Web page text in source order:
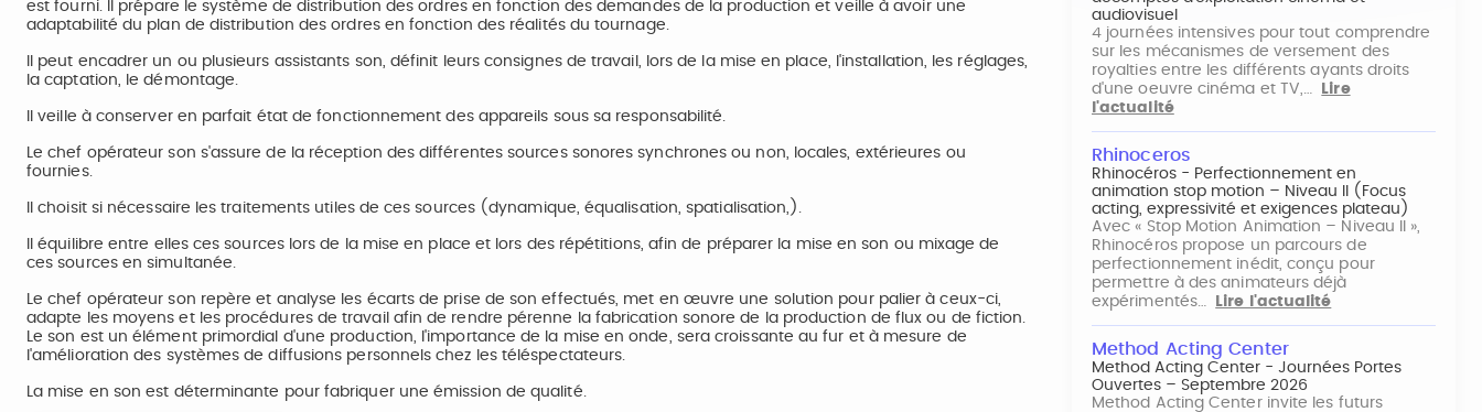
est fourni. Il prépare le système de distribution des ordres en fonction des demandes de la production et veille à avoir une
adaptabilité du plan de distribution des ordres en fonction des réalités du tournage.
Il peut encadrer un ou plusieurs assistants son, définit leurs consignes de travail, lors de la mise en place, l'installation, les réglages,
la captation, le démontage.
Il veille à conserver en parfait état de fonctionnement des appareils sous sa responsabilité.
Le chef opérateur son s'assure de la réception des différentes sources sonores synchrones ou non, locales, extérieures ou
fournies.
Il choisit si nécessaire les traitements utiles de ces sources (dynamique, équalisation, spatialisation,).
Il équilibre entre elles ces sources lors de la mise en place et lors des répétitions, afin de préparer la mise en son ou mixage de
ces sources en simultanée.
Le chef opérateur son repère et analyse les écarts de prise de son effectués, met en œuvre une solution pour palier à ceux-ci,
adapte les moyens et les procédures de travail afin de rendre pérenne la fabrication sonore de la production de flux ou de fiction.
Le son est un élément primordial d'une production, l'importance de la mise en onde, sera croissante au fur et à mesure de
l'amélioration des systèmes de diffusions personnels chez les téléspectateurs.
La mise en son est déterminante pour fabriquer une émission de qualité.
audiovisuel
4 journées intensives pour tout comprendre
sur les mécanismes de versement des
royalties entre les différents ayants droits
d'une oeuvre cinéma et TV,…
Lire
l'actualité
Rhinoceros
Rhinocéros - Perfectionnement en
animation stop motion – Niveau II (Focus
acting, expressivité et exigences plateau)
Avec « Stop Motion Animation – Niveau II »,
Rhinocéros propose un parcours de
perfectionnement inédit, conçu pour
permettre à des animateurs déjà
expérimentés…
Lire l'actualité
Method Acting Center
Method Acting Center - Journées Portes
Ouvertes – Septembre 2026
Method Acting Center invite les futurs